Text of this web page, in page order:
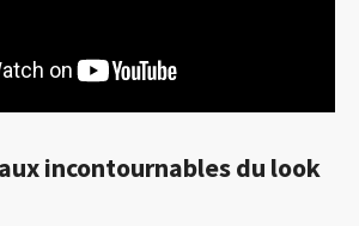
incontournables du look